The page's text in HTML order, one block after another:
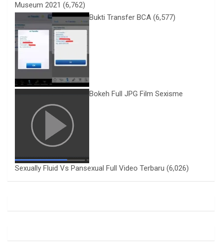
Museum 2021 (6,762)
Bukti Transfer BCA (6,577)
Bokeh Full JPG Film Sexisme
Sexually Fluid Vs Pansexual Full Video Terbaru (6,026)